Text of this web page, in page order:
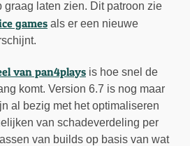
graag laten zien. Dit patroon zie
games als er een nieuwe
van pan4plays is hoe snel de
komt. Version 6.7 is nog maar
al bezig met het optimaliseren
van schadeverdeling per
van builds op basis van wat